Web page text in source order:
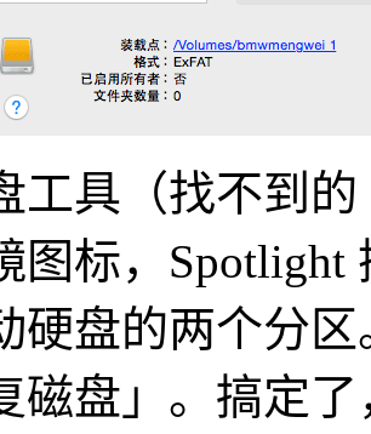
工具（找不到
图标，
硬盘的两个分
磁盘」。搞定